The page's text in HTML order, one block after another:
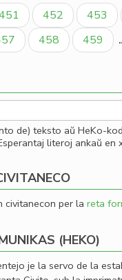
Paĝo
452 Paĝo
453
Paĝo
458 Paĝo
459
de) teksto aŭ HeKo-
literoj ankaŭ en
civitanecon per la reta
(HEKO)
je la servo de la